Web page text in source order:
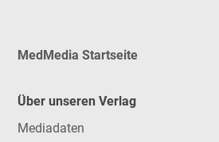
MedMedia Startseite
Über unseren Verlag
Mediadaten